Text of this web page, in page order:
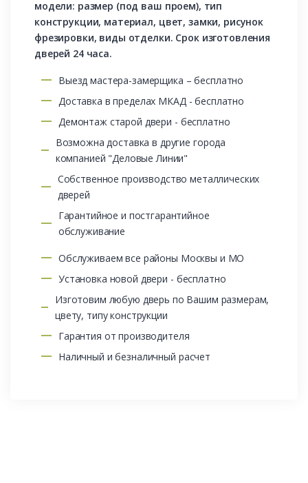
модели: размер (под ваш проем), тип
конструкции, материал, цвет, замки, рисунок
фрезировки, виды отделки. Срок изготовления
дверей 24 часа.
Выезд мастера-замерщика – бесплатно
Доставка в пределах МКАД - бесплатно
Демонтаж старой двери - бесплатно
Возможна доставка в другие города
компанией "Деловые Линии"
Собственное производство металлических
дверей
Гарантийное и постгарантийное
обслуживание
Обслуживаем все районы Москвы и МО
Установка новой двери - бесплатно
Изготовим любую дверь по Вашим размерам,
цвету, типу конструкции
Гарантия от производителя
Наличный и безналичный расчет